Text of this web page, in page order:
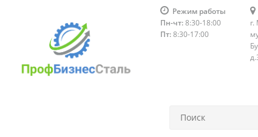
Режим работы
Пн-чт:8:30-18:00
Пт:8:30-17:00